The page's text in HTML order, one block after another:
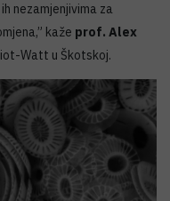
ih nezamjenjivima za
kaže prof. Alex
Watt u Škotskoj.